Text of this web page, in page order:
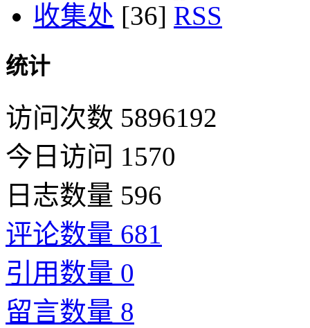
收集处 [36]
统计
访问次数 5896192
今日访问 1570
日志数量 596
评论数量 681
引用数量 0
留言数量 8